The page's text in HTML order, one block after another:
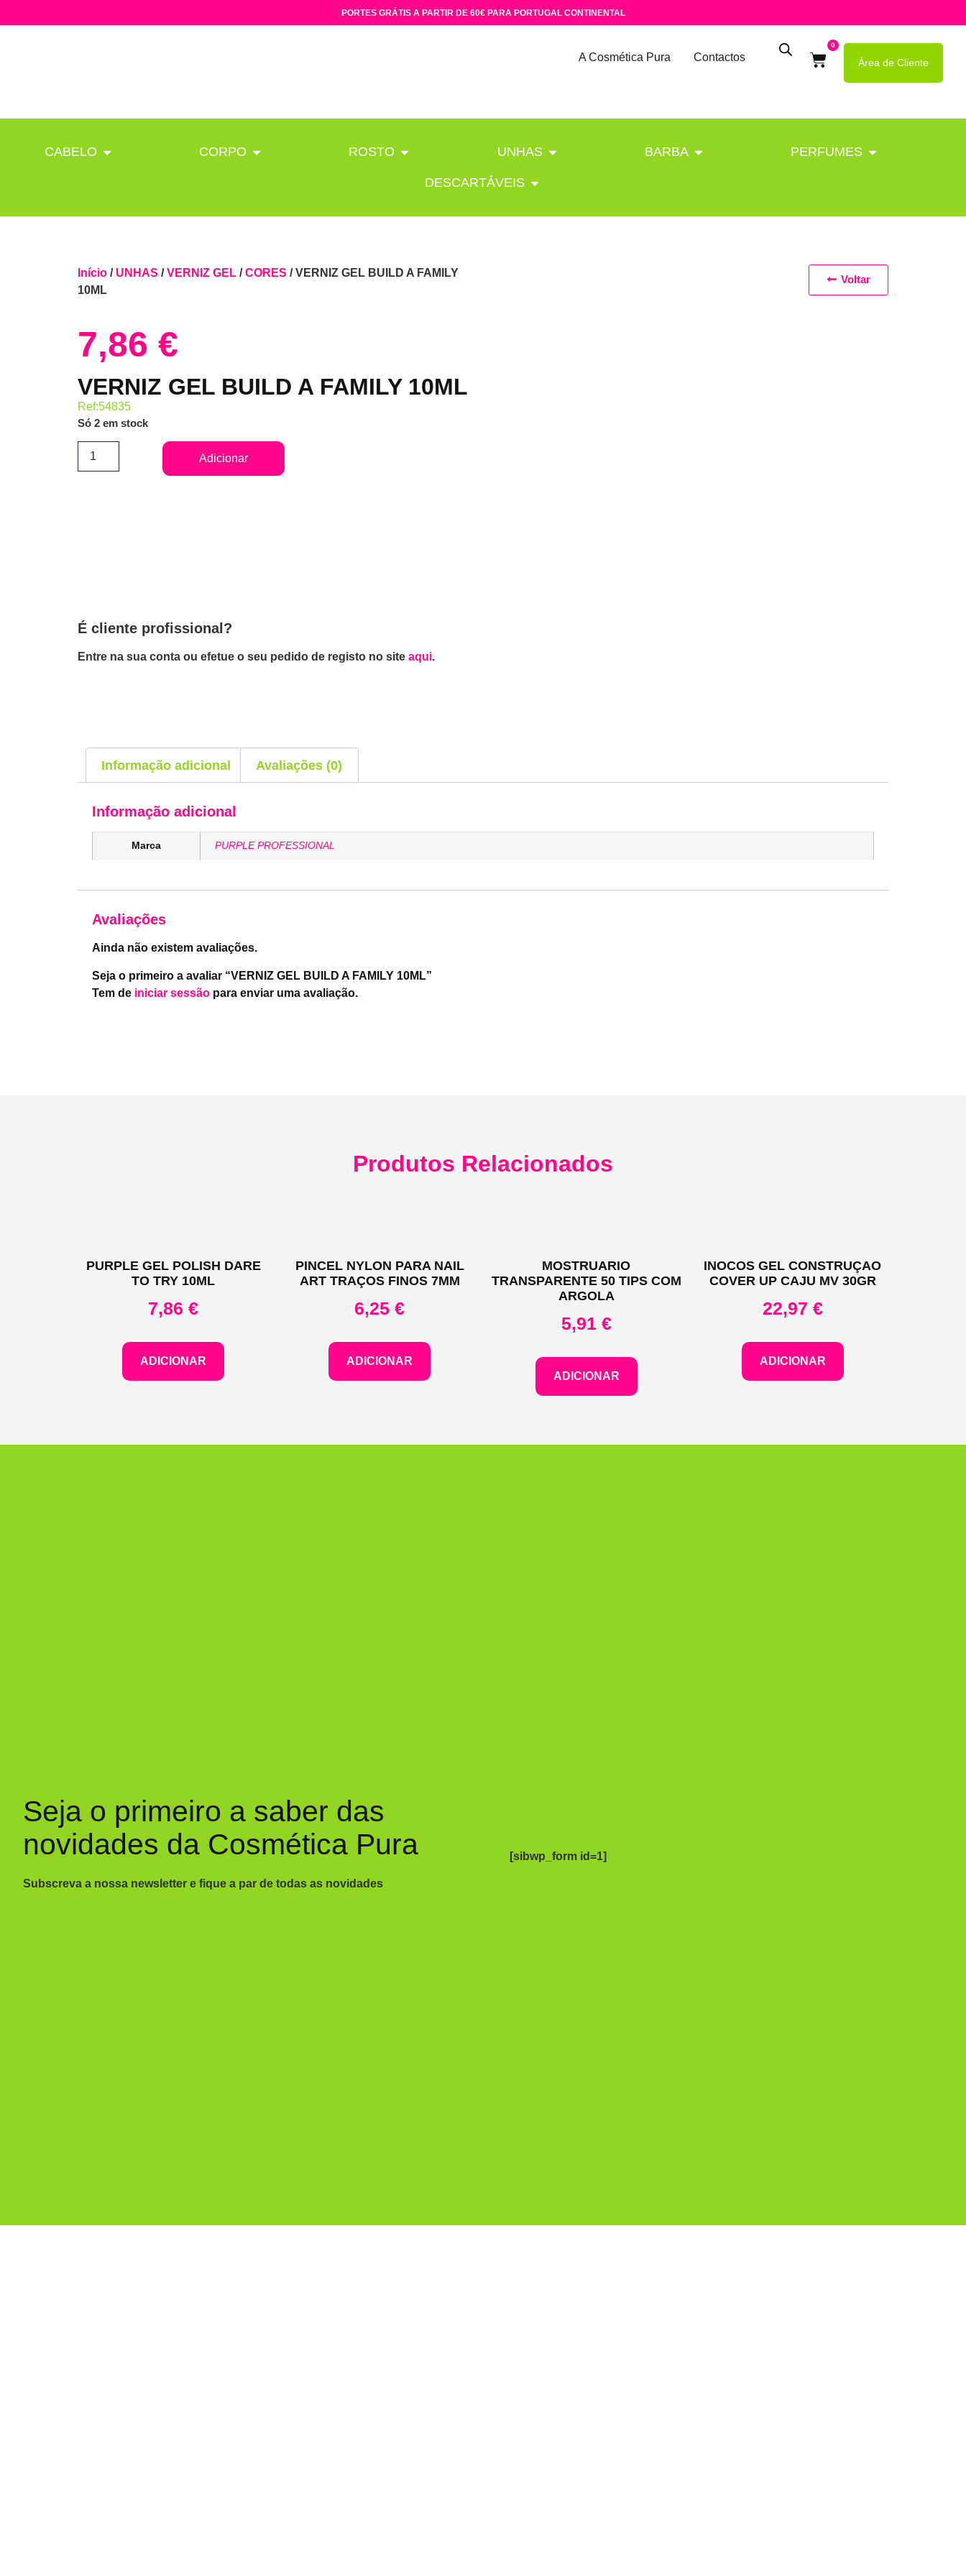
PORTES GRÁTIS A PARTIR DE 60€ PARA PORTUGAL CONTINENTAL
A Cosmética Pura Contactos
0
Área de Cliente
CABELO CORPO ROSTO UNHAS BARBA PERFUMES
DESCARTÁVEIS
Início/ UNHAS /VERNIZ GEL/CORES / VERNIZ GEL BUILD A FAMILY
10ML
7,86 €
VERNIZ GEL BUILD A FAMILY 10ML
Ref:54835
Só 2 em stock
Adicionar
É cliente profissional?
Entre na sua conta ou efetue o seu pedido de registo no site aqui.
Voltar
Informação adicional Avaliações (0)
Informação adicional
Marca PURPLE PROFESSIONAL
Avaliações
Ainda não existem avaliações.
Seja o primeiro a avaliar “VERNIZ GEL BUILD A FAMILY 10ML”
Tem de iniciar sessãopara enviar uma avaliação.
Produtos Relacionados
PURPLE GEL POLISH DARE
TO TRY 10ML
7,86€
ADICIONAR
PINCEL NYLON PARA NAIL
ART TRAÇOS FINOS 7MM
6,25€
ADICIONAR
MOSTRUARIO
TRANSPARENTE 50 TIPS COM
ARGOLA
5,91 €
ADICIONAR
INOCOS GEL CONSTRUÇAO
COVER UP CAJU MV 30GR
22,97 €
ADICIONAR
Seja o primeiro a saber das
novidades da Cosmética Pura
Subscreva a nossa newsletter e fique a par de todas as novidades
[sibwp_form id=1]